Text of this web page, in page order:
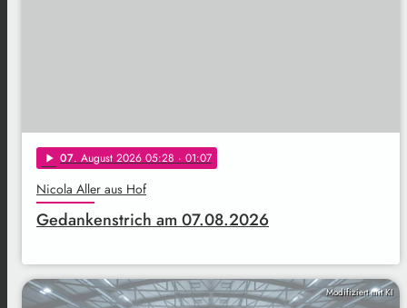
play_arrow 07. August 2026 05:28 · 01:07
Nicola Aller aus Hof
Gedankenstrich am 07.08.2026
Modifiziert mit KI